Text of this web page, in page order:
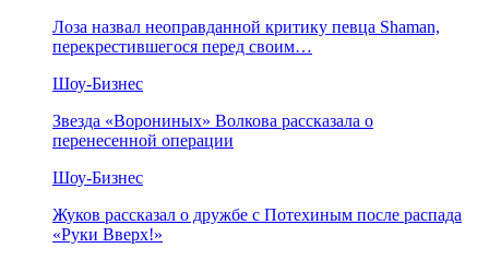
Лоза назвал неоправданной критику певца Shaman,
перекрестившегося перед своим…
Шоу-Бизнес
Звезда «Ворониных» Волкова рассказала о
перенесенной операции
Шоу-Бизнес
Жуков рассказал о дружбе с Потехиным после распада
«Руки Вверх!»